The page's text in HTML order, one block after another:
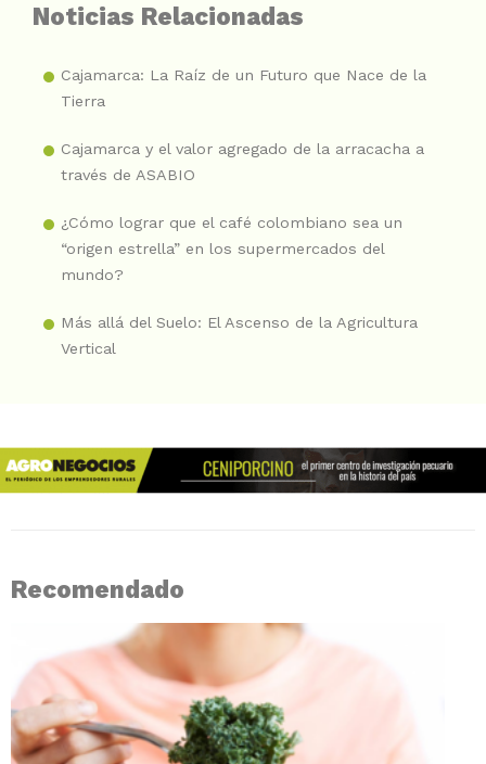
Noticias Relacionadas
Cajamarca: La Raíz de un Futuro que Nace de la
Tierra
Cajamarca y el valor agregado de la arracacha a
través de ASABIO
¿Cómo lograr que el café colombiano sea un
“origen estrella” en los supermercados del
mundo?
Más allá del Suelo: El Ascenso de la Agricultura
Vertical
Recomendado